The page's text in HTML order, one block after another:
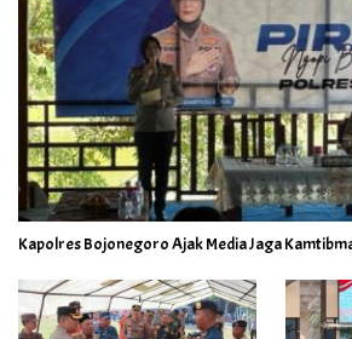
Kapolres Bojonegoro Ajak Media Jaga